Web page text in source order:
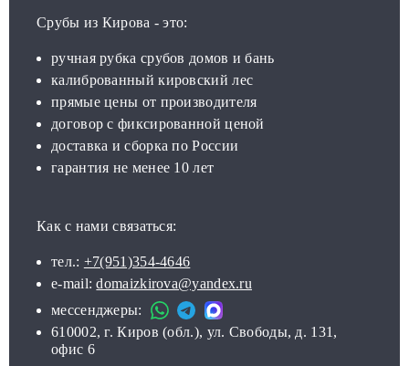
Срубы из Кирова - это:
ручная рубка срубов домов и бань
калиброванный кировский лес
прямые цены от производителя
договор с фиксированной ценой
доставка и сборка по России
гарантия не менее 10 лет
Как с нами связаться:
тел.: +7(951)354-4646
e-mail:domaizkirova@yandex.ru
мессенджеры:
610002, г. Киров (обл.), ул. Свободы, д. 131,
офис 6